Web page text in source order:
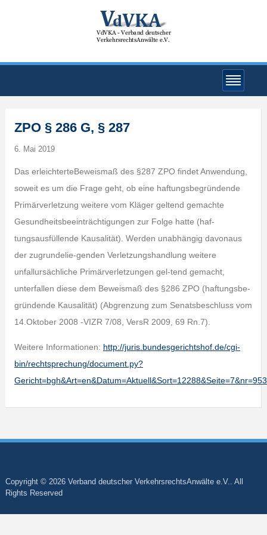
ZPO § 286 G, § 287
6. Mai 2019
Das erleichterteBeweismaß des §287 ZPO findet Anwendung,
soweit es um die Frage geht, ob eine haftungsbegründende
Primärverletzung weitere vom Kläger geltend gemachte
Gesundheitsbeeinträchtigungen zur Folge hatte (haf-
tungsausfüllende Kausalität). Werden unabhängig davonaus
der zugrundelie-genden Verletzungshandlung weitere
unfallursächliche Primärverletzungen gel-tend gemacht,
unterfallen diese dem Beweismaß des §286 ZPO (haftungsbe-
gründende Kausalität) (Abgrenzung zum Senatsbeschluss vom
14.Oktober 2008 -VIZR 7/08, VersR 2009, 69 Rn.7).
Weitere Informationen: http://juris.bundesgerichtshof.de/cgi-
bin/rechtsprechung/document.py?
Copyright © 2026 Verband deutscher VerkehrsrechtsAnwälte e.V.. All
Rights Reserved